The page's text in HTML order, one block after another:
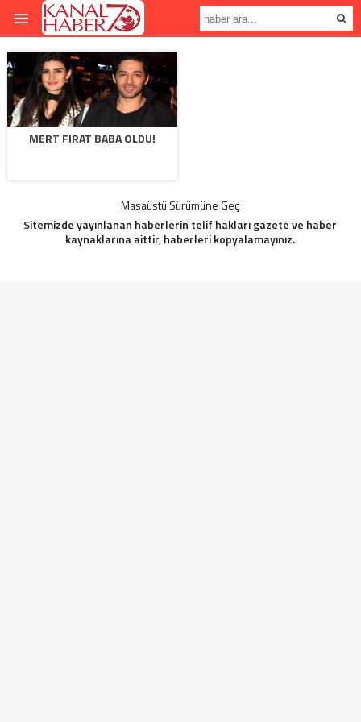
MERT FIRAT BABA OLDU!
Masaüstü Sürümüne Geç
Sitemizde yayınlanan haberlerin telif hakları gazete ve haber
kaynaklarına aittir, haberleri kopyalamayınız.